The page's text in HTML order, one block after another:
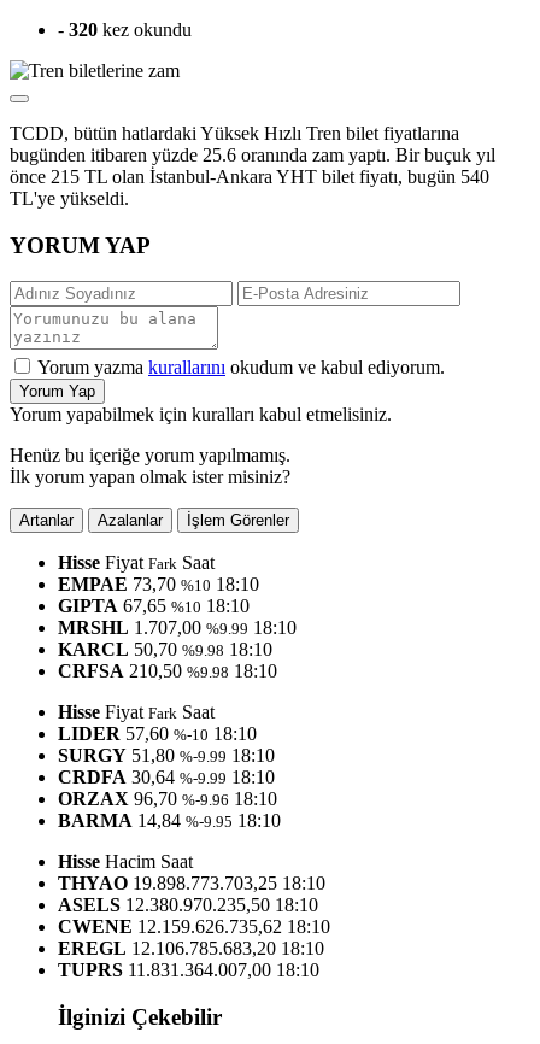
- 320 kez okundu
TCDD, bütün hatlardaki Yüksek Hızlı Tren bilet fiyatlarına
bugünden itibaren yüzde 25.6 oranında zam yaptı. Bir buçuk yıl
önce 215 TL olan İstanbul-Ankara YHT bilet fiyatı, bugün 540
TL'ye yükseldi.
YORUM YAP
Yorum yazma kurallarını okudum ve kabul ediyorum.
Yorum Yap
Yorum yapabilmek için kuralları kabul etmelisiniz.
Henüz bu içeriğe yorum yapılmamış.
İlk yorum yapan olmak ister misiniz?
Artanlar Azalanlar İşlem Görenler
Hisse Fiyat Fark Saat
EMPAE 73,70 %10 18:10
GIPTA 67,65 %10 18:10
MRSHL 1.707,00 %9.99 18:10
KARCL 50,70 %9.98 18:10
CRFSA 210,50 %9.98 18:10
Hisse Fiyat Fark Saat
LIDER 57,60 %-10 18:10
SURGY 51,80 %-9.99 18:10
CRDFA 30,64 %-9.99 18:10
ORZAX 96,70 %-9.96 18:10
BARMA 14,84 %-9.95 18:10
Hisse Hacim Saat
THYAO 19.898.773.703,25 18:10
ASELS 12.380.970.235,50 18:10
CWENE 12.159.626.735,62 18:10
EREGL 12.106.785.683,20 18:10
TUPRS 11.831.364.007,00 18:10
İlginizi Çekebilir